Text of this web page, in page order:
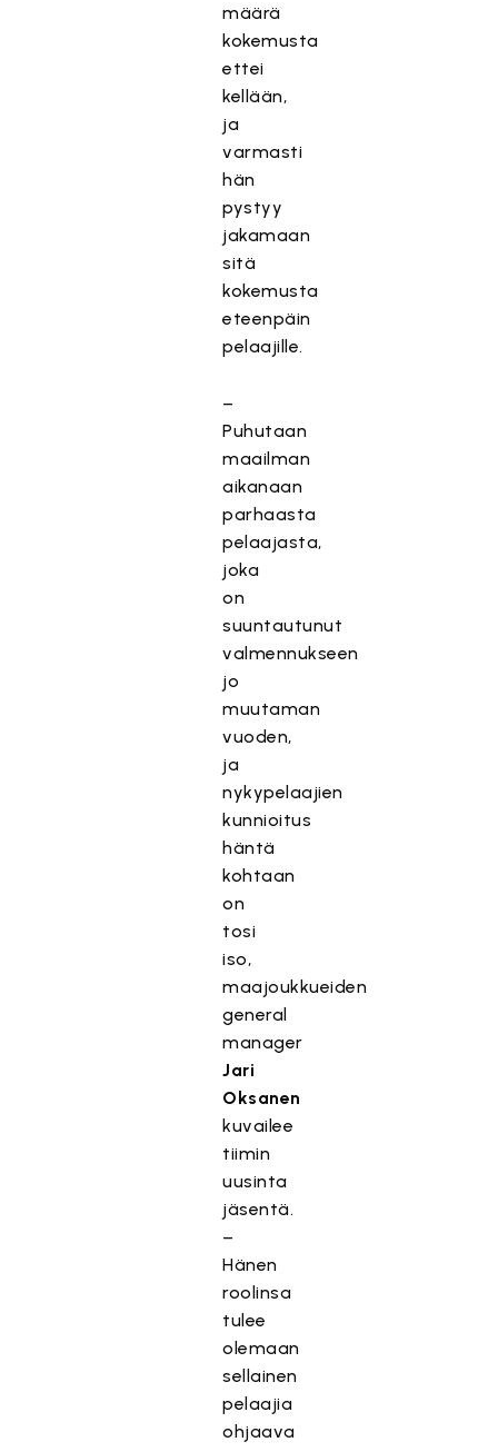
määrä
kokemusta
ettei
kellään,
ja
varmasti
hän
pystyy
jakamaan
sitä
kokemusta
eteenpäin
pelaajille.
–
Puhutaan
maailman
aikanaan
parhaasta
pelaajasta,
joka
on
suuntautunut
valmennukseen
jo
muutaman
vuoden,
ja
nykypelaajien
kunnioitus
häntä
kohtaan
on
tosi
iso,
maajoukkueiden
general
manager
Jari
Oksanen
kuvailee
tiimin
uusinta
jäsentä.
–
Hänen
roolinsa
tulee
olemaan
sellainen
pelaajia
ohjaava